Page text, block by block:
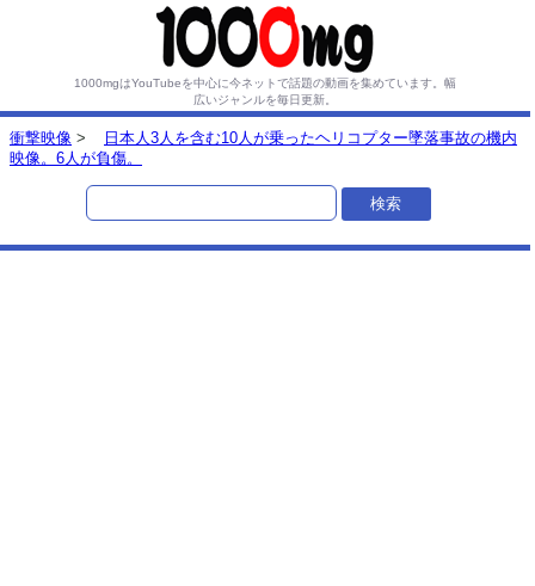
1000mgはYouTubeを中心に今ネットで話題の動画を集めています。 幅
広いジャンルを毎日更新。
衝撃映像 >
日本人3人を含む10人が乗ったヘリコプター墜落事故の機内
映像。6人が負傷。